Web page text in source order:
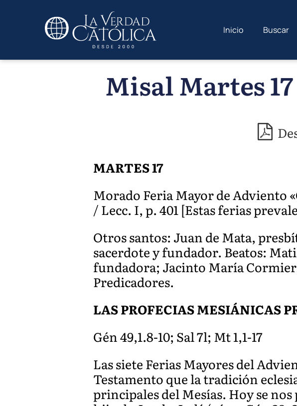
Inicio Buscar
Misal Martes
MARTES 17
Morado Feria Mayor de Adviento
/ Lecc. I, p. 401 [Estas ferias
Otros santos: Juan de Mata,
sacerdote y fundador. Beatos:
fundadora; Jacinto María
Predicadores.
LAS PROFECIAS MESIÁNICAS
Gén 49,1.8-10; Sal 7l; Mt 1,1-17
Las siete Ferias Mayores del
Testamento que la tradición
principales del Mesías. Hoy se